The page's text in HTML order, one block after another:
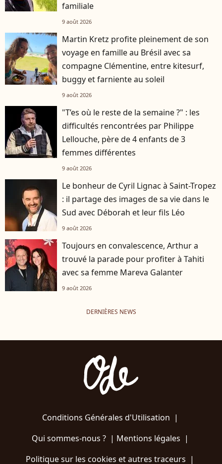
familiale
9 août 2026
Martin Kretz profite pleinement de son
voyage en famille au Brésil avec sa
compagne Clémentine, entre kitesurf,
buggy et farniente au soleil
9 août 2026
"T’es où le reste de la semaine ?" : les
difficultés rencontrées par Philippe
Lellouche, père de 4 enfants de 3
femmes différentes
9 août 2026
Le bonheur de Cyril Lignac à Saint-Tropez
: il partage des images de sa vie dans le
Sud avec Déborah et leur fils Léo
9 août 2026
Toujours en convalescence, Arthur a
trouvé la parade pour profiter à Tahiti
avec sa femme Mareva Galanter
9 août 2026
DERNIÈRES NEWS
Conditions Générales d'Utilisation |
Qui sommes-nous ?| Mentions légales |
Politique sur les cookies et autres traceurs |